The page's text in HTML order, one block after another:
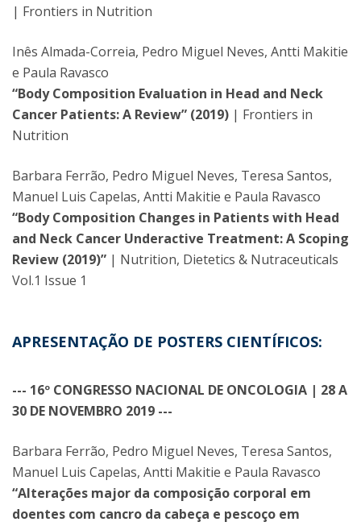
| Frontiers in Nutrition
Inês Almada-Correia, Pedro Miguel Neves, Antti Makitie
e Paula Ravasco
“Body Composition Evaluation in Head and Neck
Cancer Patients: A Review” (2019) | Frontiers in
Nutrition
Barbara Ferrão, Pedro Miguel Neves, Teresa Santos,
Manuel Luis Capelas, Antti Makitie e Paula Ravasco
“Body Composition Changes in Patients with Head
and Neck Cancer Underactive Treatment: A Scoping
Review (2019)” | Nutrition, Dietetics & Nutraceuticals
Vol.1 Issue 1
APRESENTAÇÃO DE POSTERS CIENTÍFICOS:
--- 16º CONGRESSO NACIONAL DE ONCOLOGIA | 28 A
30 DE NOVEMBRO 2019 ---
Barbara Ferrão, Pedro Miguel Neves, Teresa Santos,
Manuel Luis Capelas, Antti Makitie e Paula Ravasco
“Alterações major da composição corporal em
doentes com cancro da cabeça e pescoço em